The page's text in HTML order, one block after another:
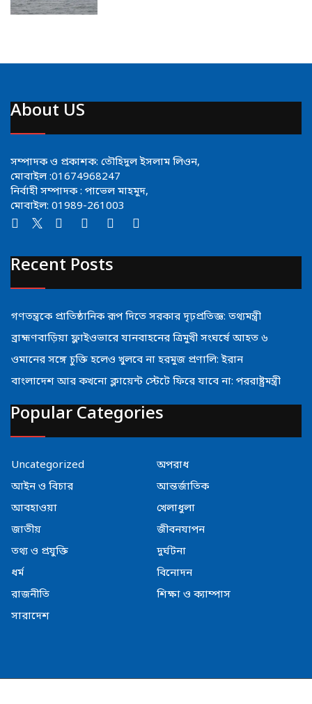
About US
সম্পাদক ও প্রকাশক: তৌহিদুল ইসলাম লিওন,
মোবাইল :01674968247
নির্বাহী সম্পাদক : পাভেল মাহমুদ,
মোবাইল: 01989-261003
Recent Posts
গণতন্ত্রকে প্রাতিষ্ঠানিক রূপ দিতে সরকার দৃঢ়প্রতিজ্ঞ: তথ্যমন্ত্রী
ব্রাহ্মণবাড়িয়া ফ্লাইওভারে যানবাহনের ত্রিমুখী সংঘর্ষে আহত ৬
ওমানের সঙ্গে চুক্তি হলেও খুলবে না হরমুজ প্রণালি: ইরান
বাংলাদেশ আর কখনো ক্লায়েন্ট স্টেটে ফিরে যাবে না: পররাষ্ট্রমন্ত্রী
Popular Categories
Uncategorized
অপরাধ
আইন ও বিচার
আন্তর্জাতিক
আবহাওয়া
খেলাধুলা
জাতীয়
জীবনযাপন
তথ্য ও প্রযুক্তি
দুর্ঘটনা
ধর্ম
বিনোদন
রাজনীতি
শিক্ষা ও ক্যাম্পাস
সারাদেশ